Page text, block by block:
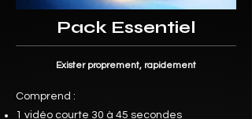
Pack Essentiel
Exister proprement, rapidement
Comprend :
1 vidéo courte 30 à 45 secondes